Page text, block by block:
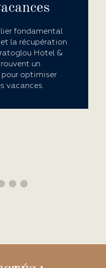
fondamental
la récupération
Hotel &
un
optimiser
vacances.